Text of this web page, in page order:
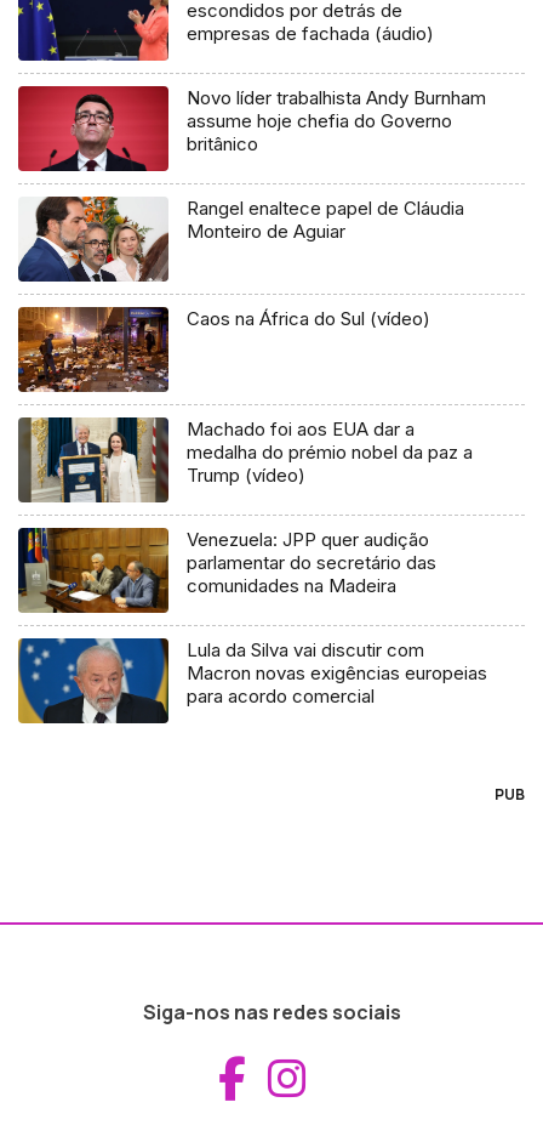
escondidos por detrás de
empresas de fachada (áudio)
Novo líder trabalhista Andy Burnham
assume hoje chefia do Governo
britânico
Rangel enaltece papel de Cláudia
Monteiro de Aguiar
Caos na África do Sul (vídeo)
Machado foi aos EUA dar a
medalha do prémio nobel da paz a
Trump (vídeo)
Venezuela: JPP quer audição
parlamentar do secretário das
comunidades na Madeira
Lula da Silva vai discutir com
Macron novas exigências europeias
para acordo comercial
PUB
Siga-nos nas redes sociais
Aceder ao